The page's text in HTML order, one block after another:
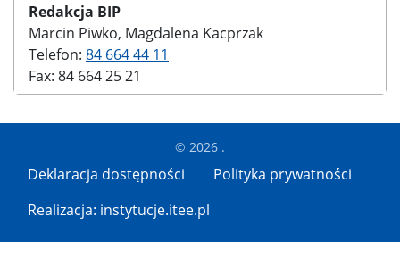
Redakcja BIP
Marcin Piwko, Magdalena Kacprzak
Telefon: 84 664 44 11
Fax: 84 664 25 21
© 2026 .
Deklaracja dostępności
Polityka prywatności
Realizacja: instytucje.itee.pl